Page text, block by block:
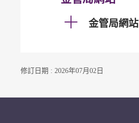
金管局網站
修訂日期 : 2026年07月02日